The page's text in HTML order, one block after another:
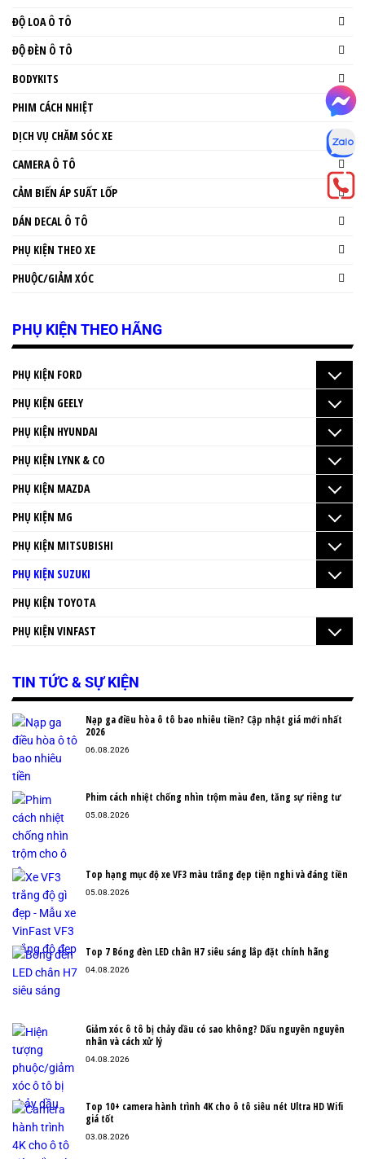
ĐỘ LOA Ô TÔ
ĐỘ ĐÈN Ô TÔ
BODYKITS
PHIM CÁCH NHIỆT
DỊCH VỤ CHĂM SÓC XE
CAMERA Ô TÔ
CẢM BIẾN ÁP SUẤT LỐP
DÁN DECAL Ô TÔ
PHỤ KIỆN THEO XE
PHUỘC/GIẢM XÓC
PHỤ KIỆN THEO HÃNG
PHỤ KIỆN FORD
PHỤ KIỆN GEELY
PHỤ KIỆN HYUNDAI
PHỤ KIỆN LYNK & CO
PHỤ KIỆN MAZDA
PHỤ KIỆN MG
PHỤ KIỆN MITSUBISHI
PHỤ KIỆN SUZUKI
PHỤ KIỆN TOYOTA
PHỤ KIỆN VINFAST
TIN TỨC & SỰ KIỆN
Nạp ga điều hòa ô tô bao nhiêu tiền? Cập nhật giá mới nhất
2026
06.08.2026
Phim cách nhiệt chống nhìn trộm màu đen, tăng sự riêng tư
05.08.2026
Top hạng mục độ xe VF3 màu trắng đẹp tiện nghi và đáng tiền
05.08.2026
Top 7 Bóng đèn LED chân H7 siêu sáng lắp đặt chính hãng
04.08.2026
Giảm xóc ô tô bị chảy dầu có sao không? Dấu nguyên nguyên
nhân và cách xử lý
04.08.2026
Top 10+ camera hành trình 4K cho ô tô siêu nét Ultra HD Wifi
giá tốt
03.08.2026